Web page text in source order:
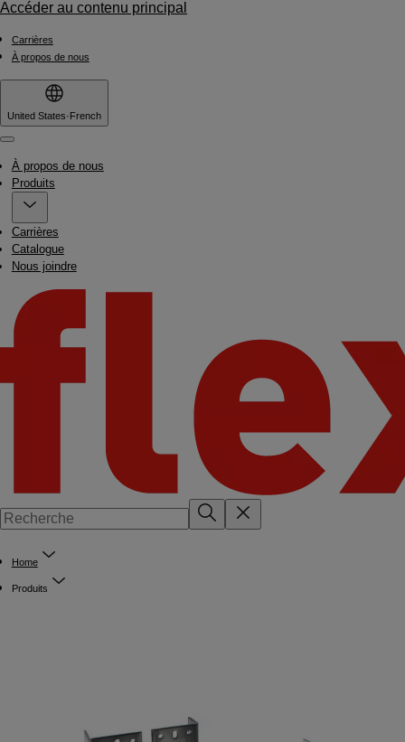
Accéder au contenu principal
Carrières
À propos de nous
United States·French
À propos de nous
Produits
Carrières
Catalogue
Nous joindre
Home
Produits